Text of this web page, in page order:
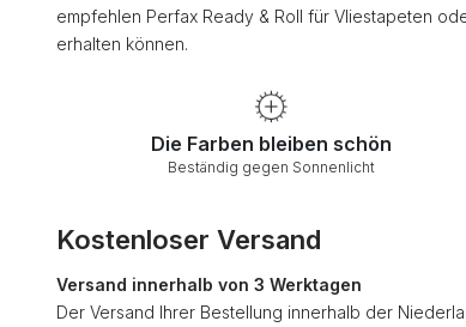
empfehlen Perfax Ready & Roll für Vliestapeten
erhalten können.
Die Farben bleiben schön
Beständig gegen Sonnenlicht
Kostenloser Versand
Versand innerhalb von 3 Werktagen
Der Versand Ihrer Bestellung innerhalb der